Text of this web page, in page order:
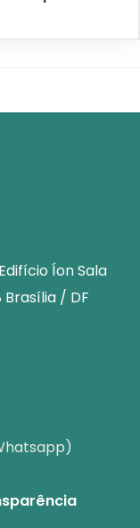
Íon Sala
/ DF